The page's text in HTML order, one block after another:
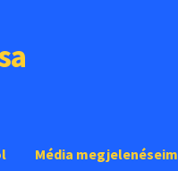
Média megjelenéseim